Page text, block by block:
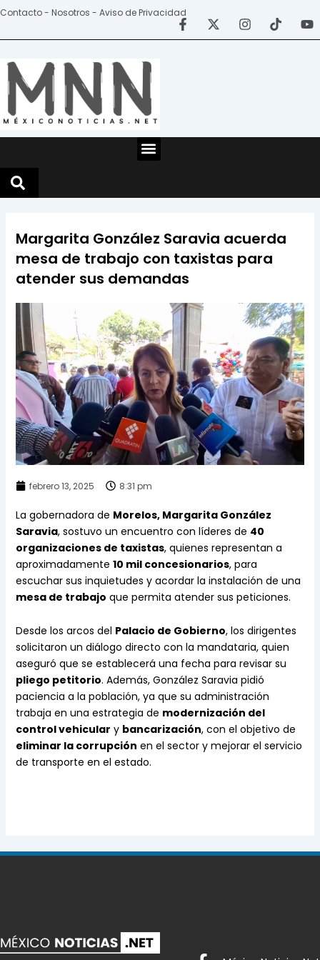
Ir
contenido
Contacto - Nosotros - Aviso de Privacidad
Menu
Margarita González Saravia acuerda
mesa de trabajo con taxistas para
atender sus demandas
febrero 13, 2025 8:31 pm
La gobernadora de Morelos, Margarita González
Saravia, sostuvo un encuentro con líderes de 40
organizaciones de taxistas, quienes representan a
aproximadamente10 mil concesionarios, para
escuchar sus inquietudes y acordar la instalación de una
mesa de trabajo que permita atender sus peticiones.
Desde los arcos del Palacio de Gobierno, los dirigentes
solicitaron un diálogo directo con la mandataria, quien
aseguró que se establecerá una fecha para revisar su
pliego petitorio. Además, González Saravia pidió
paciencia a la población, ya que su administración
trabaja en una estrategia de modernización del
control vehicular y bancarización, con el objetivo de
eliminar la corrupción en el sector y mejorar el servicio
de transporte en el estado.